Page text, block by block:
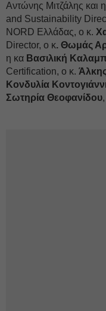
Αντώνης Μιτζάλης και
and Sustainability
NORD Ελλάδας, o κ.
Director, ο κ. Θωμάς
η κα Βασιλική
Certification, ο κ.
Κονδυλία
Σωτηρία Θεοφανίδου